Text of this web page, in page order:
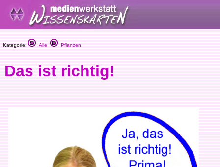
Kategorie: Alle Pflanzen
Das ist richtig!